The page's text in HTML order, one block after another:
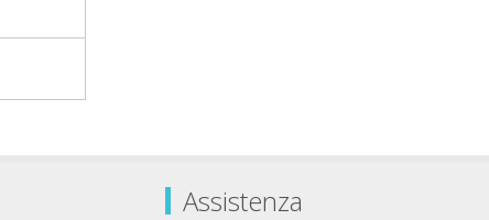
Assistenza